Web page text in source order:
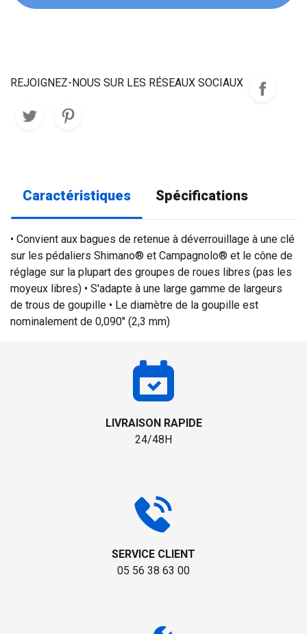
REJOIGNEZ-NOUS SUR LES RÉSEAUX SOCIAUX
Caractéristiques Spécifications
• Convient aux bagues de retenue à déverrouillage à une clé
sur les pédaliers Shimano® et Campagnolo® et le cône de
réglage sur la plupart des groupes de roues libres (pas les
moyeux libres) • S'adapte à une large gamme de largeurs
de trous de goupille • Le diamètre de la goupille est
nominalement de 0,090" (2,3 mm)
LIVRAISON RAPIDE
24/48H
SERVICE CLIENT
05 56 38 63 00